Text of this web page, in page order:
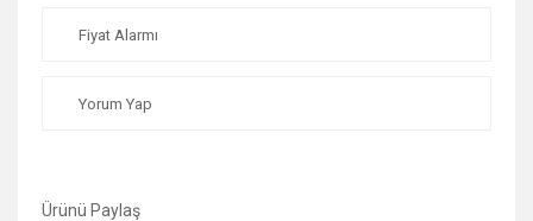
Fiyat Alarmı
Yorum Yap
Ürünü Paylaş